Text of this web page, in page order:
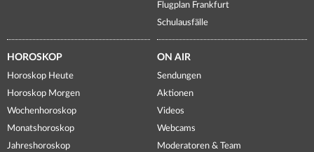
Flugplan Frankfurt
Schulausfälle
HOROSKOP
Horoskop Heute
Horoskop Morgen
Wochenhoroskop
Monatshoroskop
Jahreshoroskop
ON AIR
Sendungen
Aktionen
Videos
Webcams
Moderatoren & Team